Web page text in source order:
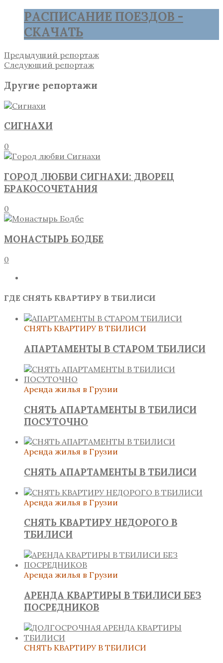
РАСПИСАНИЕ ПОЕЗДОВ -
СКАЧАТЬ
Предыдущий репортаж
Следующий репортаж
Другие репортажи
СИГНАХИ
0
ГОРОД ЛЮБВИ СИГНАХИ: ДВОРЕЦ
БРАКОСОЧЕТАНИЯ
0
МОНАСТЫРЬ БОДБЕ
0
ГДЕ СНЯТЬ КВАРТИРУ В ТБИЛИСИ
СНЯТЬ КВАРТИРУ В ТБИЛИСИ
АПАРТАМЕНТЫ В СТАРОМ ТБИЛИСИ
Аренда жилья в Грузии
СНЯТЬ АПАРТАМЕНТЫ В ТБИЛИСИ
ПОСУТОЧНО
Аренда жилья в Грузии
СНЯТЬ АПАРТАМЕНТЫ В ТБИЛИСИ
Аренда жилья в Грузии
СНЯТЬ КВАРТИРУ НЕДОРОГО В
ТБИЛИСИ
Аренда жилья в Грузии
АРЕНДА КВАРТИРЫ В ТБИЛИСИ БЕЗ
ПОСРЕДНИКОВ
СНЯТЬ КВАРТИРУ В ТБИЛИСИ